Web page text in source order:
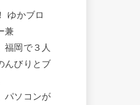
ゆかブロ
兼
福岡で３人
んびりとブ
パソコンが